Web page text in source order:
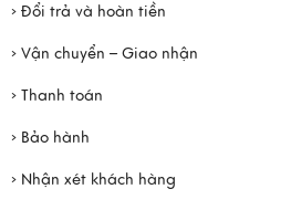
› Đổi trả và hoàn tiền
› Vận chuyển – Giao nhận
› Thanh toán
› Bảo hành
› Nhận xét khách hàng